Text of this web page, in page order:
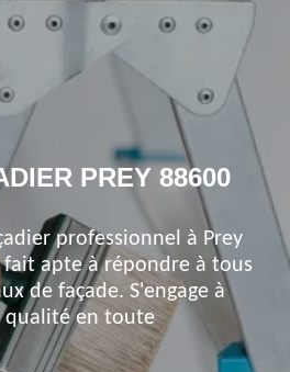
PREY 88600
professionnel à Prey
apte à répondre à tous
de façade. S'engage à
en toute